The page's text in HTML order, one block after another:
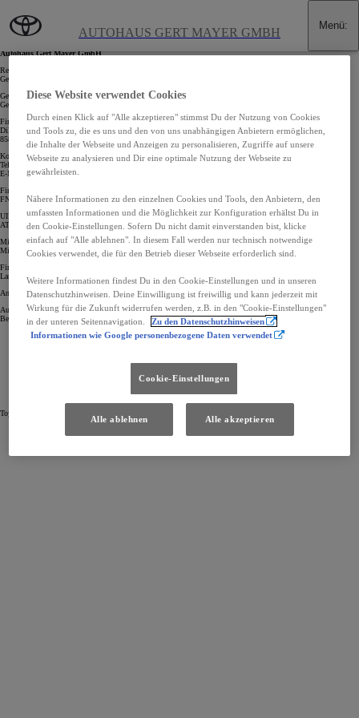
AUTOHAUS GERT MAYER GMBH Menü:
Impressum
Autohaus Gert Mayer GmbH
Rechtsform
Gesellschaft mit beschränkter Haftung
Geschäftsführung:
Gert Mayer, Ing. Dipl.-Wirt.-Ing. (FH)
Firmensitz:
Dillacherstrasse 4
8580 Köflach
Kontaktdaten:
Tel: +43 3144 2293
E-Mail:office@auto-mayer.at
Firmenbuchnummer:
FN632658f
UID-Nummer:
ATU80930067
Mitgliedschaften bei der Wirtschaftskammerorganisation:
Mitglied der Wirtschaftskammer Steiermark
Firmenbuchgericht:
Landesgericht für Zivilrechtssachen Graz
Anwendbare Rechtsvorschriften und Zugang dazu Berufsrecht:Gewerbeordnung:www.ris.bka.gv.at
Aufsichtsbehörde/Gewerbebehörde:
Bezirkshauptmannschaft Voitsberg
Impressum
Toyota Austria GmbH Copyright © 2026
Diese Website verwendet Cookies
Durch einen Klick auf "Alle akzeptieren" stimmst Du der Nutzung von Cookies
und Tools zu, die es uns und den von uns unabhängigen Anbietern ermöglichen,
die Inhalte der Webseite und Anzeigen zu personalisieren, Zugriffe auf unsere
Webseite zu analysieren und Dir eine optimale Nutzung der Webseite zu
gewährleisten.
Nähere Informationen zu den einzelnen Cookies und Tools, den Anbietern, den
umfassten Informationen und die Möglichkeit zur Konfiguration erhältst Du in
den Cookie-Einstellungen. Sofern Du nicht damit einverstanden bist, klicke
einfach auf "Alle ablehnen". In diesem Fall werden nur technisch notwendige
Cookies verwendet, die für den Betrieb dieser Webseite erforderlich sind.
Weitere Informationen findest Du in den Cookie-Einstellungen und in unseren
Datenschutzhinweisen. Deine Einwilligung ist freiwillig und kann jederzeit mit
Wirkung für die Zukunft widerrufen werden, z.B. in den "Cookie-Einstellungen"
in der unteren Seitennavigation.
Zu den Datenschutzhinweisen
Informationen wie Google personenbezogene Daten verwendet
Cookie-Einstellungen
Alle ablehnen Alle akzeptieren